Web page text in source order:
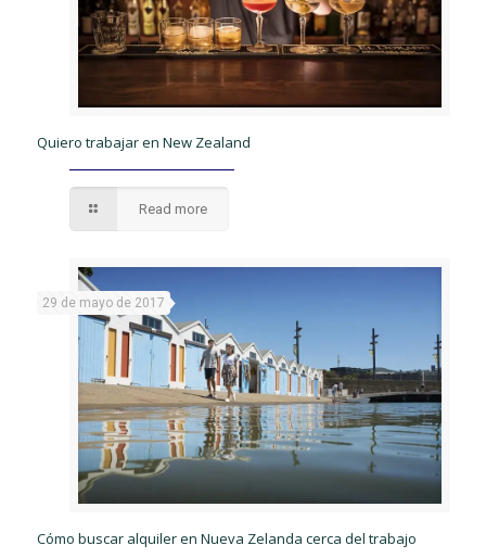
Quiero trabajar en New Zealand
Read more
29 de mayo de 2017
Cómo buscar alquiler en Nueva Zelanda cerca del trabajo